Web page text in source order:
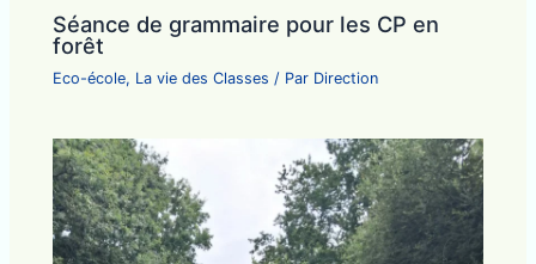
Séance de grammaire pour les CP en
forêt
Eco-école, La vie des Classes / Par Direction